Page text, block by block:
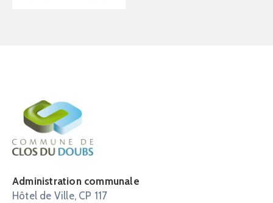
Administration communale
Hôtel de Ville, CP 117